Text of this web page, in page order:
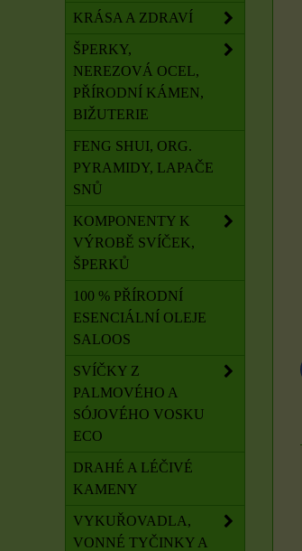
KRÁSA A ZDRAVÍ
ŠPERKY,
NEREZOVÁ OCEL,
PŘÍRODNÍ KÁMEN,
BIŽUTERIE
FENG SHUI, ORG.
PYRAMIDY, LAPAČE
SNŮ
KOMPONENTY K
VÝROBĚ SVÍČEK,
ŠPERKŮ
100 % PŘÍRODNÍ
ESENCIÁLNÍ OLEJE
SALOOS
SVÍČKY Z
PALMOVÉHO A
SÓJOVÉHO VOSKU
ECO
DRAHÉ A LÉČIVÉ
KAMENY
VYKUŘOVADLA,
VONNÉ TYČINKY A